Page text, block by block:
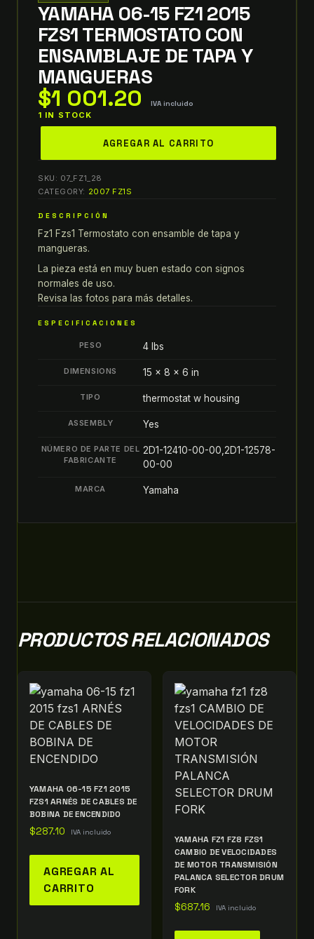
YAMAHA 06-15 FZ1 2015
FZS1 TERMOSTATO CON
ENSAMBLAJE DE TAPA Y
MANGUERAS
$1 001.20 IVA incluido
1 IN STOCK
fz1
fzs1
TERMOSTATO
CON
ENSAMBLAJE
DE
TAPA
Y
AGREGAR AL CARRITO
SKU: 07_FZ1_28
CATEGORY: 2007 FZ1S
DESCRIPCIÓN
Fz1 Fzs1 Termostato con ensamble de tapa y
mangueras.
La pieza está en muy buen estado con signos
normales de uso.
Revisa las fotos para más detalles.
ESPECIFICACIONES
PESO 4 lbs
DIMENSIONS 15 × 8 × 6 in
TIPO thermostat w housing
ASSEMBLY Yes
NÚMERO DE PARTE DEL
FABRICANTE
2D1-12410-00-00,2D1-12578-
00-00
MARCA Yamaha
PRODUCTOS RELACIONADOS
YAMAHA 06-15 FZ1 2015
FZS1 ARNÉS DE CABLES DE
BOBINA DE ENCENDIDO
$287.10 IVA incluido
AGREGAR AL
CARRITO
YAMAHA FZ1 FZ8 FZS1
CAMBIO DE VELOCIDADES
DE MOTOR TRANSMISIÓN
PALANCA SELECTOR DRUM
FORK
$687.16 IVA incluido